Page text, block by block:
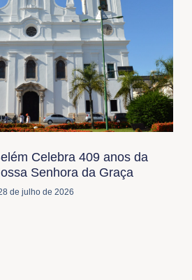
Celebra 409 anos da
Senhora da Graça
de julho de 2026